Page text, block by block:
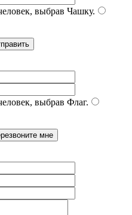
выбрав Чашку.
выбрав Флаг.